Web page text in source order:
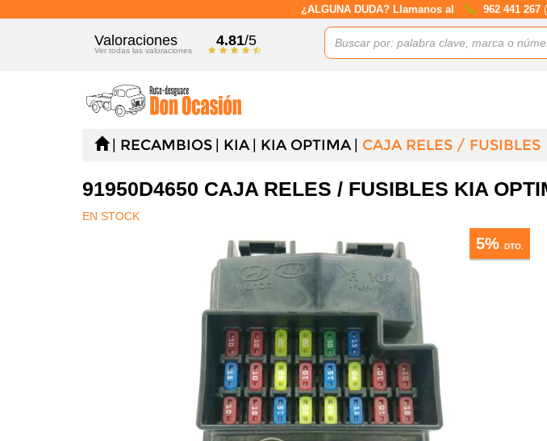
¿ALGUNA DUDA? Llamanos al 962 441 267
Valoraciones
Ver todas las valoraciones
4.81/5
RECAMBIOS KIA KIA OPTIMA CAJA RELES / FUSIBLES
91950D4650 CAJA RELES / FUSIBLES KIA
EN STOCK
5% DTO.